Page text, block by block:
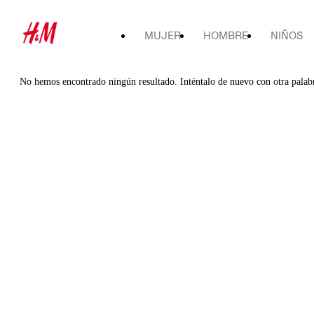
MUJER HOMBRE NIÑOS
No hemos encontrado ningún resultado. Inténtalo de nuevo con otra